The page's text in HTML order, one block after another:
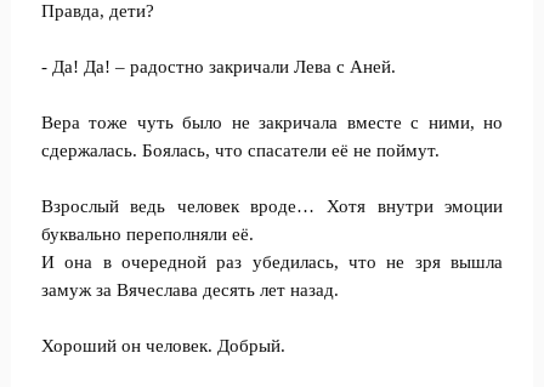
Правда, дети?
- Да! Да! – радостно закричали Лева с Аней.
Вера тоже чуть было не закричала вместе с ними, но
сдержалась. Боялась, что спасатели её не поймут.
Взрослый ведь человек вроде… Хотя внутри эмоции
буквально переполняли её.
И она в очередной раз убедилась, что не зря вышла
замуж за Вячеслава десять лет назад.
Хороший он человек. Добрый.